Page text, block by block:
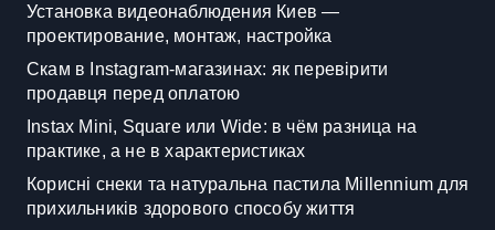
Установка видеонаблюдения Киев —
проектирование, монтаж, настройка
Скам в Instagram-магазинах: як перевірити
продавця перед оплатою
Instax Mini, Square или Wide: в чём разница на
практике, а не в характеристиках
Корисні снеки та натуральна пастила Millennium для
прихильників здорового способу життя